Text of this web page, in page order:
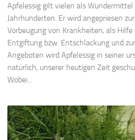
Apfelessig gilt vielen als Wundermittel
Jahrhunderten. Er wird angepriesen
Vorbeugung von Krankheiten, als
Entgiftung bzw. Entschlackung und
Angeboten wird Apfelessig in seiner
natürlich, unserer heutigen Zeit
Wobei...